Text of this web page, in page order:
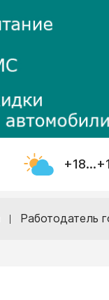
Работодатель